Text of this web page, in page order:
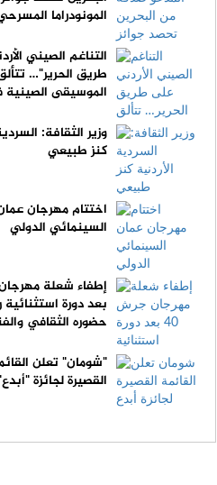
المونودراما
التناغم الصيني
طريق الحرير"…
الموسيقى
وزير الثقافة:
كنز طبيعي
اختتام مهرجان
السينمائي الدولي
بعد دورة
حضوره الثقافي
"شومان" تعلن
القصيرة لجائزة